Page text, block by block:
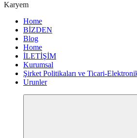
Karyem
Home
BİZDEN
Blog
Home
İLETİŞİM
Kurumsal
Şirket Politikaları ve Ticari-
Urunler